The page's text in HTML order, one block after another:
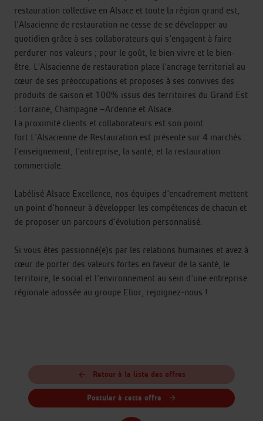
restauration collective en Alsace et toute la région grand est,
l'Alsacienne de restauration ne cesse de se développer au
quotidien grâce à ses collaborateurs qui s'engagent à faire
perdurer nos valeurs ; pour le goût, le bien vivre et le bien-
être. L'Alsacienne de restauration place l'ancrage territorial au
cœur de ses préoccupations et proposes à ses convives des
produits de saison et 100% issus des territoires du Grand Est
: Lorraine, Champagne –Ardenne et Alsace.
La proximité clients et collaborateurs est son point
fort.L'Alsacienne de Restauration est présente sur 4 marchés :
l'enseignement, l'entreprise, la santé, et la restauration
commerciale.
Labélisé Alsace Excellence, nos équipes d'encadrement mettent
un point d'honneur à développer les compétences de chacun et
de proposer un parcours d'évolution personnalisé.
Si vous êtes passionné(e)s par les relations humaines et avez à
cœur de porter des valeurs fortes en faveur de la santé, le
territoire, le social et l'environnement au sein d'une entreprise
régionale adossée au groupe Elior, rejoignez-nous !
Retour à la liste des offres
Postuler à cette offre